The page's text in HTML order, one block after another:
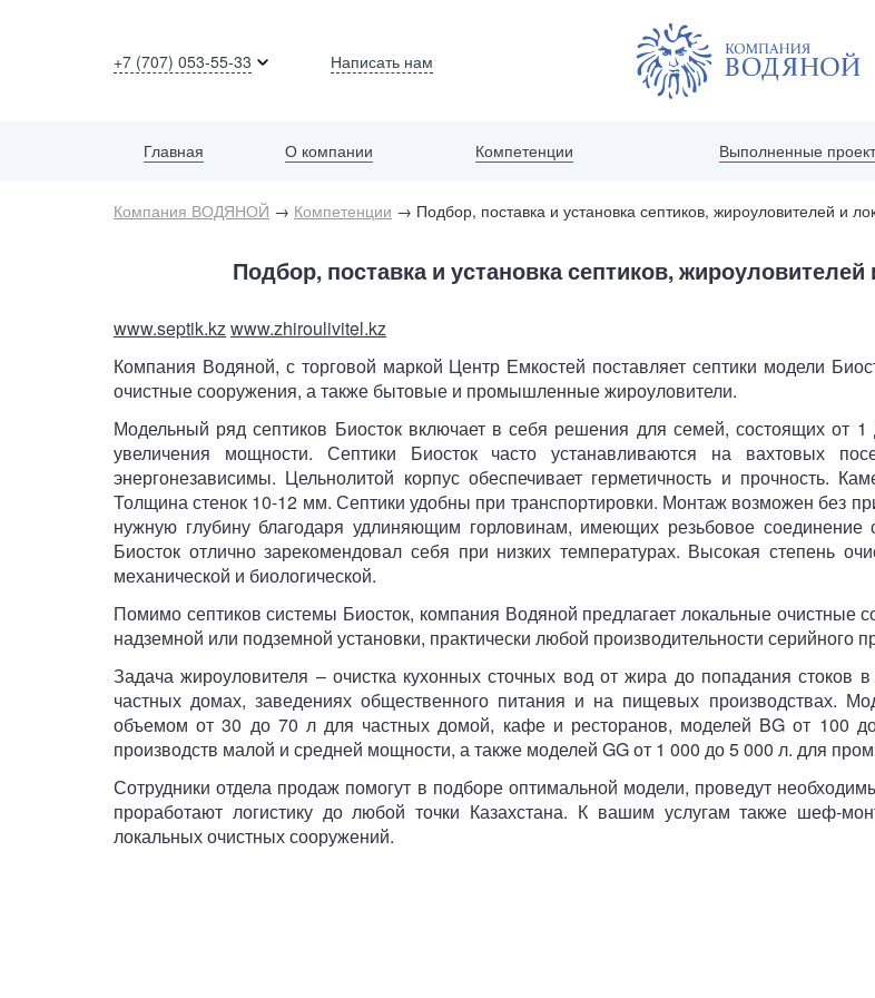
+7 (707) 053-55-33 Написать нам
Главная О компании Компетенции Выполненные
Компания ВОДЯНОЙ → Компетенции → Подбор, поставка и установка септиков, жироуловителей и
Подбор, поставка и установка септиков,
www.septik.kzwww.zhiroulivitel.kz
Компания Водяной, с торговой маркой Центр Емкостей поставляет септики модели
очистные сооружения, а также бытовые и промышленные жироуловители.
Модельный ряд септиков Биосток включает в себя решения для семей, состоящих от
увеличения мощности. Септики Биосток часто устанавливаются на вахтовых
энергонезависимы. Цельнолитой корпус обеспечивает герметичность и прочность.
Толщина стенок 10-12 мм. Септики удобны при транспортировки. Монтаж возможен без
нужную глубину благодаря удлиняющим горловинам, имеющих резьбовое
Биосток отлично зарекомендовал себя при низких температурах. Высокая степень
механической и биологической.
Помимо септиков системы Биосток, компания Водяной предлагает локальные очистные
надземной или подземной установки, практически любой производительности серийного
Задача жироуловителя – очистка кухонных сточных вод от жира до попадания стоков
частных домах, заведениях общественного питания и на пищевых производствах.
объемом от 30 до 70 л для частных домой, кафе и ресторанов, моделей BG от 100
производств малой и средней мощности, а также моделей GG от 1 000 до 5 000 л. для
Сотрудники отдела продаж помогут в подборе оптимальной модели, проведут
проработают логистику до любой точки Казахстана. К вашим услугам также шеф-
локальных очистных сооружений.